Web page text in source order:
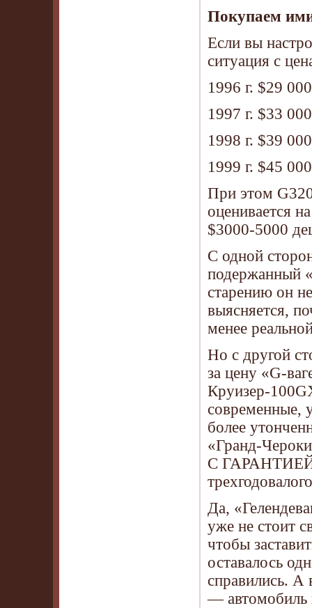
Покупаем
Если вы
ситуация с
1996 г. $29
1997 г. $33
1998 г. $39
1999 г. $45
При этом
оценивается
$3000-5000
С одной
подержанный
старению он
выясняется,
менее
Но с другой
за цену «G-
Круизер-
современные,
более
«Гранд-
С ГАРАНТИЕЙ.
Да,
уже не стоит
чтобы
оставалось
справились. А
—